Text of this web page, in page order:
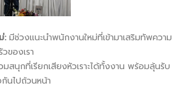
:มีช่วงแนะนำพนักงานใหม่ที่เข้ามาเสริมทัพความ
ของเรา
มสนุกที่เรียกเสียงหัวเราะได้ทั้งงาน พร้อมลุ้นรับ
นไปถ้วนหน้า